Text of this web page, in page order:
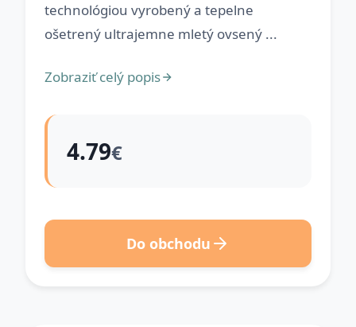
technológiou vyrobený a tepelne
ošetrený ultrajemne mletý ovsený ...
Zobraziť celý popis
4.79€
Do obchodu